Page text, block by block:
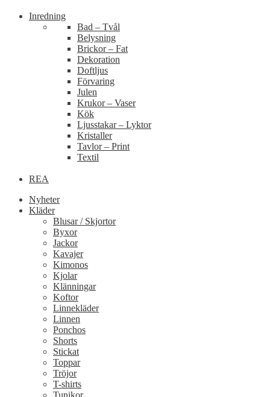
Inredning
Bad – Tvål
Belysning
Brickor – Fat
Dekoration
Doftljus
Förvaring
Julen
Krukor – Vaser
Kök
Ljusstakar – Lyktor
Kristaller
Tavlor – Print
Textil
REA
Nyheter
Kläder
Blusar / Skjortor
Byxor
Jackor
Kavajer
Kimonos
Kjolar
Klänningar
Koftor
Linnekläder
Linnen
Ponchos
Shorts
Stickat
Toppar
Tröjor
T-shirts
Tunikor